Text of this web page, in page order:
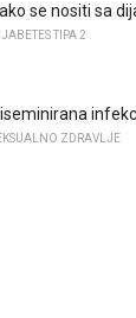
se nositi sa
TIPA 2
ZDRAVLJE